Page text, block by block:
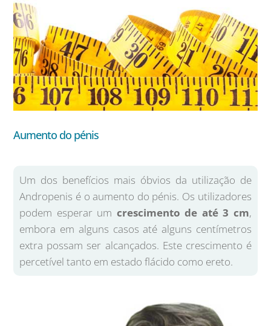
Aumento do pénis
Um dos benefícios mais óbvios da utilização de
Andropenis é o aumento do pénis. Os utilizadores
podem esperar um crescimento de até 3 cm,
embora em alguns casos até alguns centímetros
extra possam ser alcançados. Este crescimento é
percetível tanto em estado flácido como ereto.